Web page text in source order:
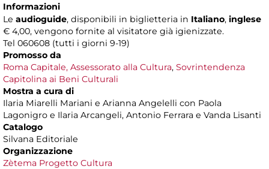
Informazioni
Le audioguide, disponibili in biglietteria in Italiano, inglese
€ 4,00, vengono fornite al visitatore già igienizzate.
Tel 060608 (tutti i giorni 9-19)
Promosso da
Roma Capitale, Assessorato alla Cultura, Sovrintendenza
Capitolina ai Beni Culturali
Mostra a cura di
Ilaria Miarelli Mariani e Arianna Angelelli con Paola
Lagonigro e Ilaria Arcangeli, Antonio Ferrara e Vanda Lisanti
Catalogo
Silvana Editoriale
Organizzazione
Zètema Progetto Cultura